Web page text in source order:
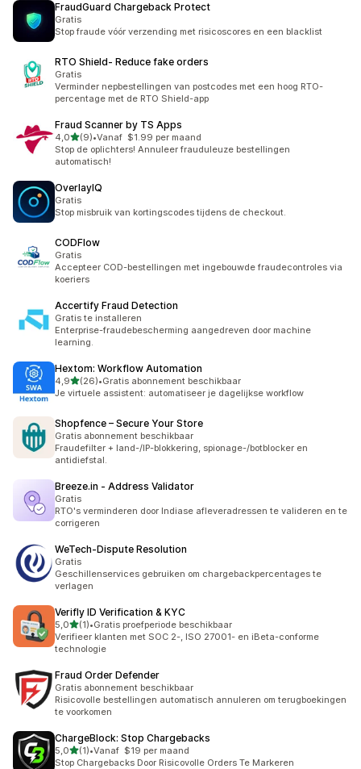
FraudGuard Chargeback Protect
Gratis
Stop fraude vóór verzending met risicoscores en een blacklist
RTO Shield‑ Reduce fake orders
Gratis
Verminder nepbestellingen van postcodes met een hoog RTO-
percentage met de RTO Shield-app
Fraud Scanner by TS Apps
4,0van 5 sterren
(9)
9 recensies in totaal
•Vanaf $1.99 per maand
Stop de oplichters! Annuleer frauduleuze bestellingen
automatisch!
OverlayIQ
Gratis
Stop misbruik van kortingscodes tijdens de checkout.
CODFlow
Gratis
Accepteer COD-bestellingen met ingebouwde fraudecontroles via
koeriers
Accertify Fraud Detection
Gratis te installeren
Enterprise-fraudebescherming aangedreven door machine
learning.
Hextom: Workflow Automation
4,9van 5 sterren
(26)
26 recensies in totaal
•Gratis abonnement beschikbaar
Je virtuele assistent: automatiseer je dagelijkse workflow
Shopfence – Secure Your Store
Gratis abonnement beschikbaar
Fraudefilter + land-/IP-blokkering, spionage-/botblocker en
antidiefstal.
Breeze.in ‑ Address Validator
Gratis
RTO's verminderen door Indiase afleveradressen te valideren en te
corrigeren
WeTech‑Dispute Resolution
Gratis
Geschillenservices gebruiken om chargebackpercentages te
verlagen
Verifly ID Verification & KYC
5,0van 5 sterren
(1)
1 recensies in totaal
•Gratis proefperiode beschikbaar
Verifieer klanten met SOC 2-, ISO 27001- en iBeta-conforme
technologie
Fraud Order Defender
Gratis abonnement beschikbaar
Risicovolle bestellingen automatisch annuleren om terugboekingen
te voorkomen
ChargeBlock: Stop Chargebacks
5,0van 5 sterren
(1)
1 recensies in totaal
•Vanaf $19 per maand
Stop Chargebacks Door Risicovolle Orders Te Markeren